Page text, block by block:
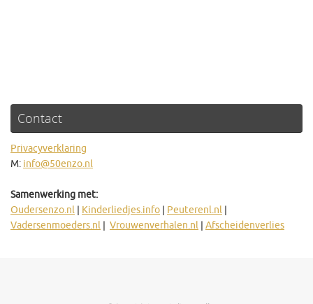
Contact
Privacyverklaring
M: info@50enzo.nl
Samenwerking met:
Oudersenzo.nl | Kinderliedjes.info | Peuterenl.nl |
Vadersenmoeders.nl | Vrouwenverhalen.nl | Afscheidenverlies